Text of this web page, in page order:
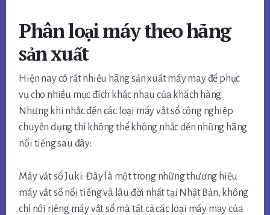
Phân loại máy theo hãng
sản xuất
Hiện nay có rất nhiều hãng sản xuất máy may để phục
vụ cho nhiều mục đích khác nhau của khách hàng.
Nhưng khi nhắc đến các loại máy vắt sổ công nghiệp
chuyên dụng thì không thể không nhắc đến những hãng
nổi tiếng sau đây:
Máy vắt sổ Juki: Đây là một trong những thương hiệu
máy vắt sổ nổi tiếng và lâu đời nhất tại Nhật Bản, không
chỉ nói riêng máy vắt sổ mà tất cả các loại máy may của